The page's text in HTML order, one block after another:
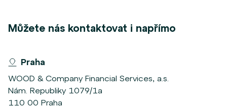
Můžete nás kontaktovat i napřímo
Praha
WOOD & Company Financial Services, a.s.
Nám. Republiky 1079/1a
110 00 Praha